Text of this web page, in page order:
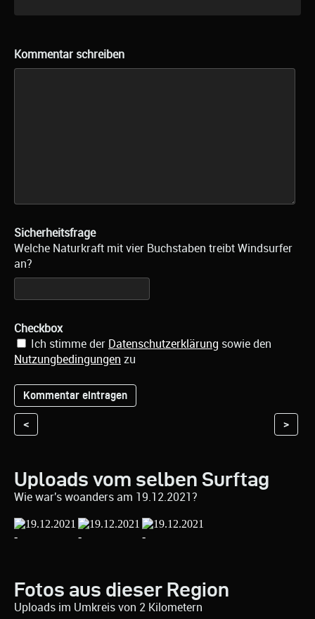
Kommentar schreiben
Sicherheitsfrage
Welche Naturkraft mit vier Buchstaben treibt Windsurfer
an?
Checkbox
Ich stimme der Datenschutzerklärung sowie den
Nutzungbedingungen zu
< >
Uploads vom selben Surftag
Wie war's woanders am 19.12.2021?
Fotos aus dieser Region
Uploads im Umkreis von 2 Kilometern